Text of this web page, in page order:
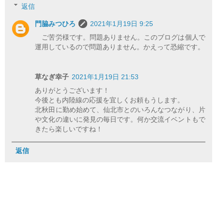
返信
門脇みつひろ
2021年1月19日 9:25
ご苦労様です。問題ありません。このブログは個人で
運用しているので問題ありません。かえって恐縮です。
草なぎ幸子 2021年1月19日 21:53
ありがとうございます！
今後とも内陸線の応援を宜しくお頼もうします。
北秋田に勤め始めて、仙北市とのいろんなつながり、片
や文化の違いに発見の毎日です。何か交流イベントもで
きたら楽しいですね！
返信